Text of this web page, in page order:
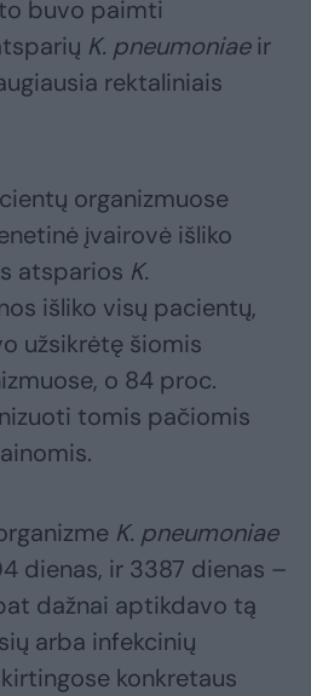
buvo paimti
K. pneumoniaeir
rektaliniais
organizmuose
įvairovė išliko
atsparios K.
išliko visų pacientų,
užsikrėtę šiomis
o 84 proc.
tomis pačiomis
K. pneumoniae
dienas, ir 3387 dienas –
dažnai aptikdavo tą
arba infekcinių
konkretaus